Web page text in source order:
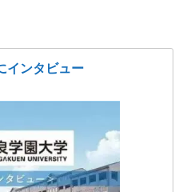
インタビュー